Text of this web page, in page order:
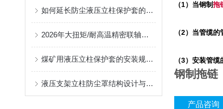
如何延长防尘液压立柱保护套的使用寿命？
2026年大扭矩/耐高温精密联轴器定制找哪家？能实现精准定制的优质厂家盘点
煤矿用液压立柱保护套的安装规范与使用寿命提升方案
液压支架立柱防尘罩结构设计与密封防护原理
（1）当钢制拖
（2）当管缆
（3）安装管
钢制拖链
产品咨询